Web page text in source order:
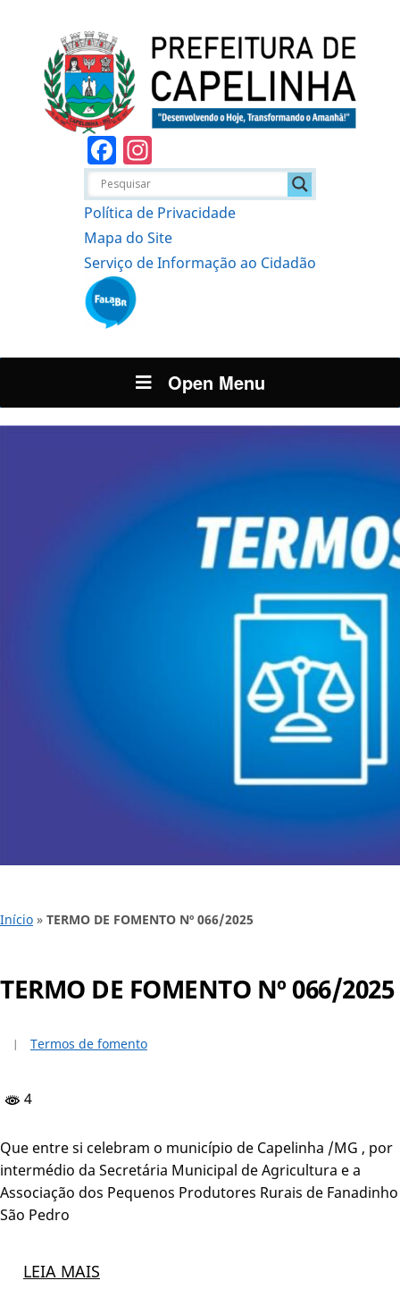
Facebook
Política de Privacidade
Mapa do Site
Serviço de Informação ao Cidadão
Open Menu
Início » TERMO DE FOMENTO Nº 066/2025
TERMO DE FOMENTO Nº 066/2025
Termos de fomento
4
Que entre si celebram o município de Capelinha /MG , por
intermédio da Secretária Municipal de Agricultura e a
Associação dos Pequenos Produtores Rurais de Fanadinho
São Pedro
LEIA MAIS